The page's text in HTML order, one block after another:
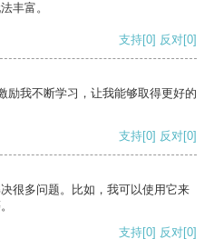
丰富。
支持[0] 反对[0]
励我不断学习，让我能够取得更好的
支持[0] 反对[0]
很多问题。比如，我可以使用它来
支持[0] 反对[0]